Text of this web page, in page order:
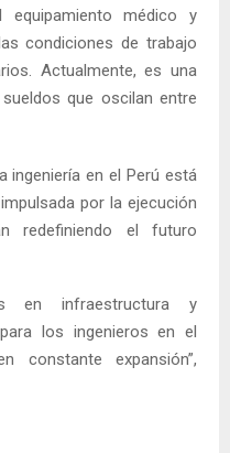
médico y
condiciones de trabajo
Actualmente, es una
que oscilan entre
ingeniería en el Perú está
por la ejecución
redefiniendo el futuro
en infraestructura y
los ingenieros en el
constante expansión”,